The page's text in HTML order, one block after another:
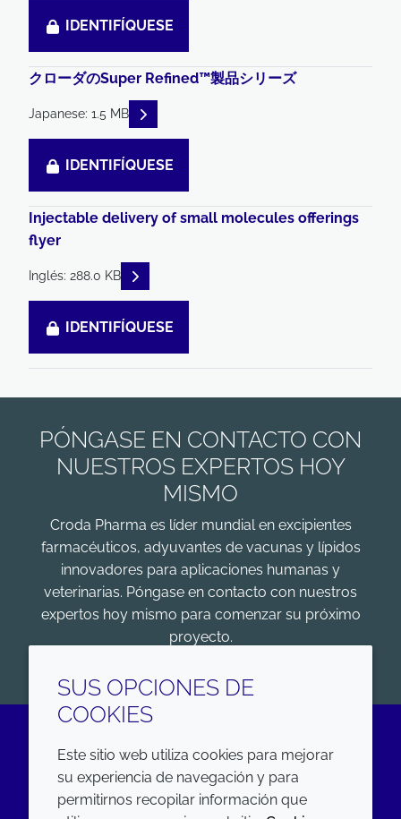
IDENTIFÍQUESE
クローダのSuper Refined™製品シリーズ
Japanese: 1.5 MB READ DESCRIPTIONS
IDENTIFÍQUESE
Injectable delivery of small molecules offerings
flyer
Inglés: 288.0 KB READ DESCRIPTIONS
IDENTIFÍQUESE
PÓNGASE EN CONTACTO CON
NUESTROS EXPERTOS HOY
MISMO
Croda Pharma es líder mundial en excipientes
farmacéuticos, adyuvantes de vacunas y lípidos
innovadores para aplicaciones humanas y
veterinarias. Póngase en contacto con nuestros
expertos hoy mismo para comenzar su próximo
proyecto.
LinkedIn
EMPRESA
SUS OPCIONES DE
COOKIES
Este sitio web utiliza cookies para mejorar
su experiencia de navegación y para
permitirnos recopilar información que